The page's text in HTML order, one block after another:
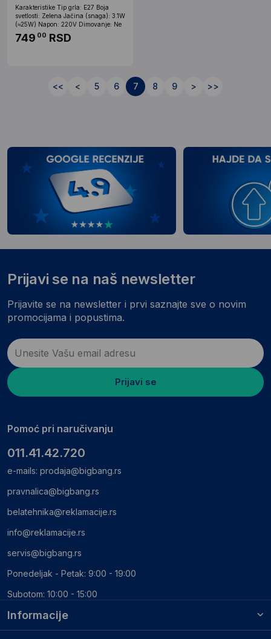
Karakteristike Tip grla: E27 Boja
svetlosti: Zelena Jačina (snaga): 3.1W
(≈25W) Napon: 220V Dimovanje: Ne
749 00 RSD
<< < 5 6 7 8 9 > >>
Informacije
Prijavi se na naš newsletter
Prijavite se na newsletter i prvi saznajte sve o novim
promocijama i popustima.
Prijavi se
Pomoć pri naručivanju
011.41.42.720
e-mails: prodaja@bigbang.rs
pravnalica@bigbang.rs
belatehnika@reklamacije.rs
info@reklamacije.rs
servis@bigbang.rs
Ponedeljak - Petak: 9:00 - 19:00
Subotom: 10:00 - 15:00